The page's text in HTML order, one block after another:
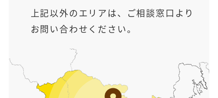
上記以外のエリアは、ご相談窓口より
お問い合わせください。